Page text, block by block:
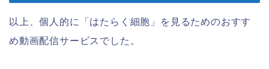
以上、個人的に「はたらく細胞」を見るためのおすす
め動画配信サービスでした。